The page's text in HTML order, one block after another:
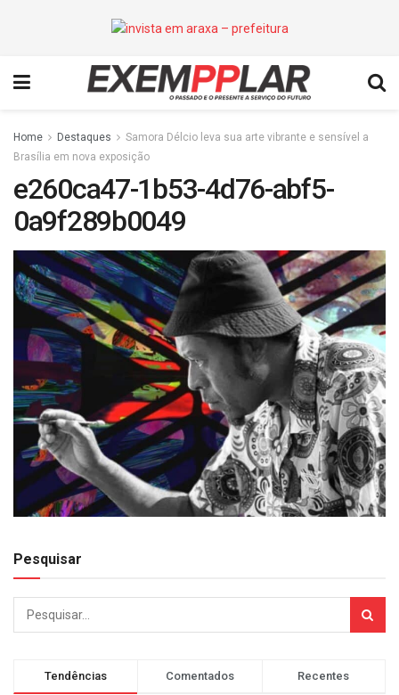
Home Destaques
Samora Délcio leva sua arte vibrante e sensível a
Brasília em nova exposição
e260ca47-1b53-4d76-abf5-
0a9f289b0049
Pesquisar
Tendências Comentados Recentes